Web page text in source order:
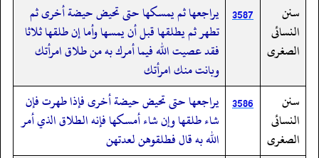
سنن
النسائى
الصغرى
3587 يراجعها ثم يمسكها حتى تحيض حيضة أخرى ثم
تطهر ثم يطلقها قبل أن يمسها وأما إن طلقها ثلاثا
فقد عصيت الله فيما أمرك به من طلاق امرأتك
وبانت منك امرأتك
سنن
النسائى
الصغرى
3586 يراجعها حتى تحيض حيضة أخرى فإذا طهرت فإن
شاء طلقها وإن شاء أمسكها فإنه الطلاق الذي أمر
الله به قال فطلقوهن لعدتهن